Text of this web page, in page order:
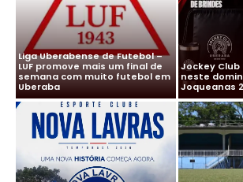
Liga Uberabense de Futebol –
LUF promove mais um final de
semana com muito futebol em
Uberaba
Jockey Club
neste
Joqueanas